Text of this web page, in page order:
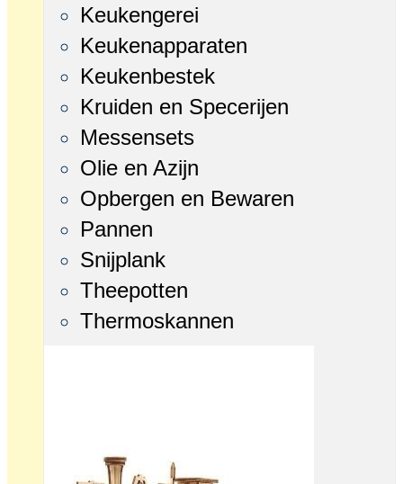
Keukengerei
Keukenapparaten
Keukenbestek
Kruiden en Specerijen
Messensets
Olie en Azijn
Opbergen en Bewaren
Pannen
Snijplank
Theepotten
Thermoskannen